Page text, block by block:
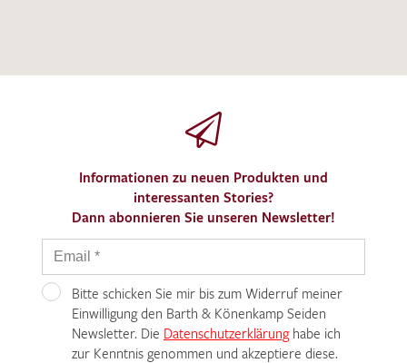
Informationen zu neuen Produkten und
interessanten Stories?
Dann abonnieren Sie unseren Newsletter!
Bitte schicken Sie mir bis zum Widerruf meiner
Einwilligung den Barth & Könenkamp Seiden
Newsletter. Die Datenschutzerklärunghabe ich
zur Kenntnis genommen und akzeptiere diese.